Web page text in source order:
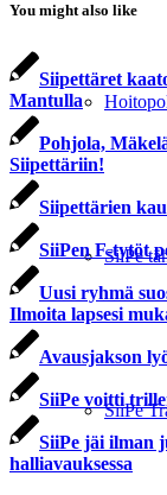
SiiPe
SiiPe
You might also like
Siipettäret
Mantulla
Pohjola,
Siipettäriin!
Siipettärien
SiiPen F-tytöt
Uusi ryhmä
Ilmoita lapsesi
Avausjakson
SiiPe voitti
SiiPe jäi ilman
halliavauksessa